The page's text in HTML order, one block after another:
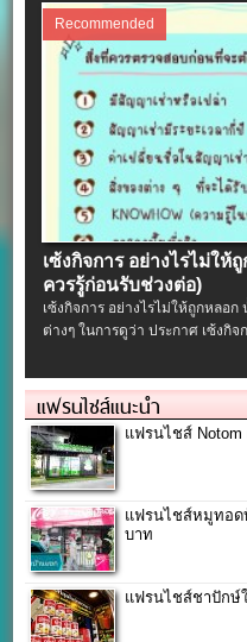
Recommended
เซ้งกิจการ อย่างไรไม่ให้
ควรรู้ก่อนรับช่วงต่อ)
เซ้งกิจการ อย่างไรไม่ให้ถูกหลอ
ต่างๆ ในการดูว่า ประกาศ เซ้งกิ
แฟรนไชส์แนะนำ
แฟรนไชส์ Notom
แฟรนไชส์หมูทอด
บาท
แฟรนไชส์ชาปักษ์